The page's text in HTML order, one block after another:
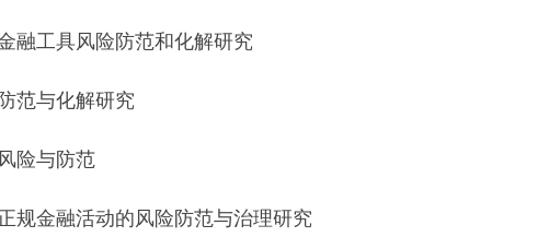
工具风险防范和化解研究
与化解研究
险与防范
金融活动的风险防范与治理研究